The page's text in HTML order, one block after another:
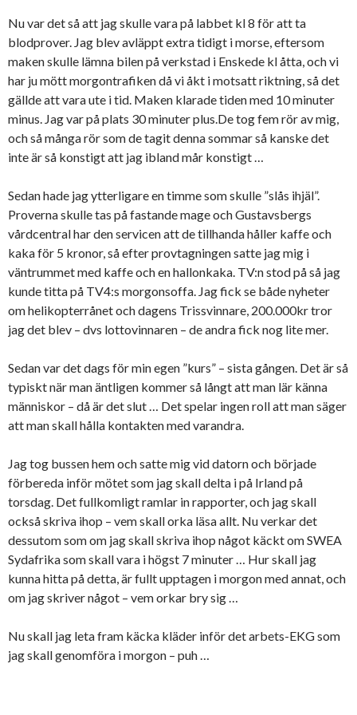
Nu var det så att jag skulle vara på labbet kl 8 för att ta
blodprover. Jag blev avläppt extra tidigt i morse, eftersom
maken skulle lämna bilen på verkstad i Enskede kl åtta, och vi
har ju mött morgontrafiken då vi åkt i motsatt riktning, så det
gällde att vara ute i tid. Maken klarade tiden med 10 minuter
minus. Jag var på plats 30 minuter plus.De tog fem rör av mig,
och så många rör som de tagit denna sommar så kanske det
inte är så konstigt att jag ibland mår konstigt …
Sedan hade jag ytterligare en timme som skulle ”slås ihjäl”.
Proverna skulle tas på fastande mage och Gustavsbergs
vårdcentral har den servicen att de tillhanda håller kaffe och
kaka för 5 kronor, så efter provtagningen satte jag mig i
väntrummet med kaffe och en hallonkaka. TV:n stod på så jag
kunde titta på TV4:s morgonsoffa. Jag fick se både nyheter
om helikopterrånet och dagens Trissvinnare, 200.000kr tror
jag det blev – dvs lottovinnaren – de andra fick nog lite mer.
Sedan var det dags för min egen ”kurs” – sista gången. Det är så
typiskt när man äntligen kommer så långt att man lär känna
människor – då är det slut … Det spelar ingen roll att man säger
att man skall hålla kontakten med varandra.
Jag tog bussen hem och satte mig vid datorn och började
förbereda inför mötet som jag skall delta i på Irland på
torsdag. Det fullkomligt ramlar in rapporter, och jag skall
också skriva ihop – vem skall orka läsa allt. Nu verkar det
dessutom som om jag skall skriva ihop något käckt om SWEA
Sydafrika som skall vara i högst 7 minuter … Hur skall jag
kunna hitta på detta, är fullt upptagen i morgon med annat, och
om jag skriver något – vem orkar bry sig …
Nu skall jag leta fram käcka kläder inför det arbets-EKG som
jag skall genomföra i morgon – puh …